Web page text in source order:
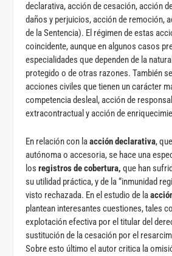
declarativa, acción de cesación, acción
daños y perjuicios, acción de remoción,
de la Sentencia). El régimen de estas
coincidente, aunque en algunos casos
especialidades que dependen de la
protegido o de otras razones. También
acciones civiles que tienen un carácter
competencia desleal, acción de
extracontractual y acción de
En relación con laacción declarativa,
autónoma o accesoria, se hace una
losregistros de cobertura, que han
su utilidad práctica, y de la “inmunidad
visto rechazada. En el estudio de la
plantean interesantes cuestiones, tales
explotación efectiva por el titular del
sustitución de la cesación por el
Sobre esto último el autor critica la